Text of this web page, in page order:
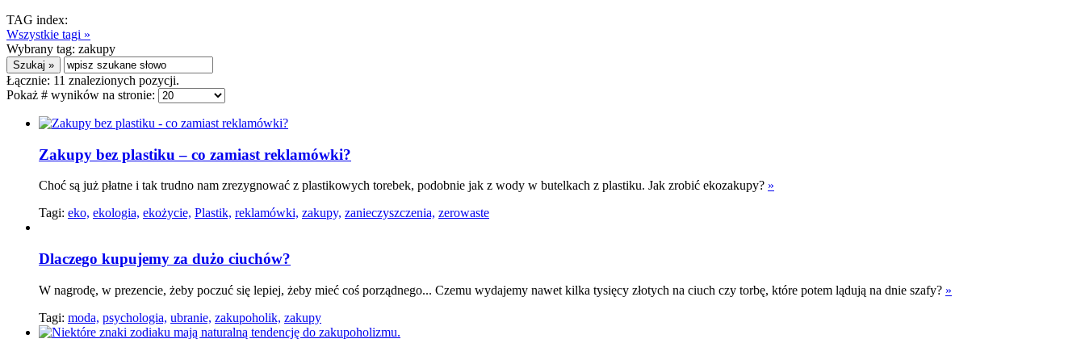
TAG index:
Wszystkie tagi »
Wybrany tag: zakupy
Łącznie: 11 znalezionych pozycji.
Pokaż # wyników na stronie:
Zakupy bez plastiku – co zamiast reklamówki?
Choć są już płatne i tak trudno nam zrezygnować z plastikowych torebek, podobnie jak z wody w butelkach z plastiku. Jak zrobić ekozakupy? »
Tagi: eko, ekologia, ekożycie, Plastik, reklamówki, zakupy, zanieczyszczenia, zerowaste
Dlaczego kupujemy za dużo ciuchów?
W nagrodę, w prezencie, żeby poczuć się lepiej, żeby mieć coś porządnego... Czemu wydajemy nawet kilka tysięcy złotych na ciuch czy torbę, które potem lądują na dnie szafy? »
Tagi: moda, psychologia, ubranie, zakupoholik, zakupy